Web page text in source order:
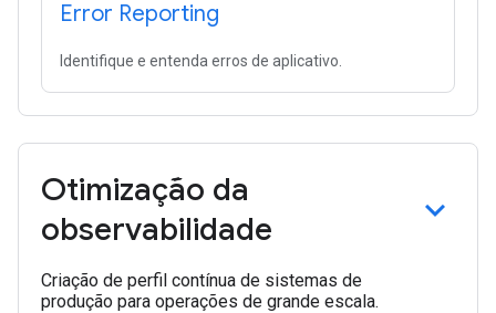
Error Reporting
Identifique e entenda erros de aplicativo.
Otimização da
observabilidade
Criação de perfil contínua de sistemas de
produção para operações de grande escala.